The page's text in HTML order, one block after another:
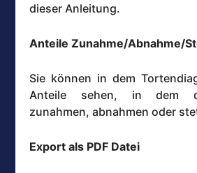
dieser Anleitung.
Anteile Zunahme/Abnahme/
Sie können in dem
Anteile sehen, in dem
zunahmen, abnahmen oder
Export als PDF Datei